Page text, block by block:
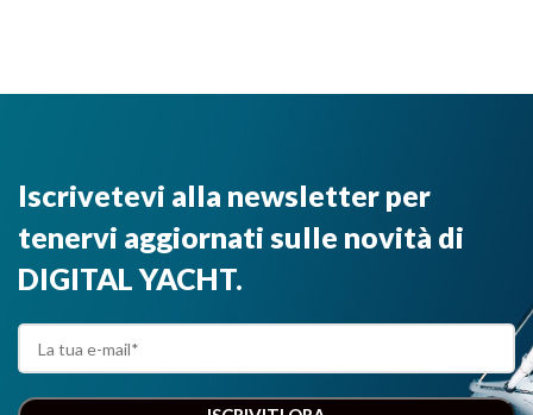
Iscrivetevi alla newsletter per
tenervi aggiornati sulle novità di
DIGITAL YACHT.